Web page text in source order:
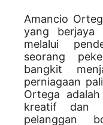
Amancio
yang berjaya
melalui
seorang
bangkit
perniagaan
Ortega
kreatif dan
pelanggan